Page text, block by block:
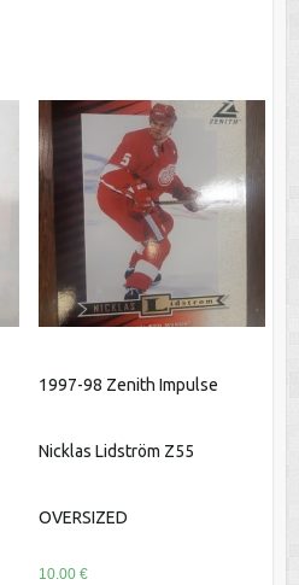
1997-98 Zenith Impulse
Nicklas Lidström Z55
OVERSIZED
10.00 €